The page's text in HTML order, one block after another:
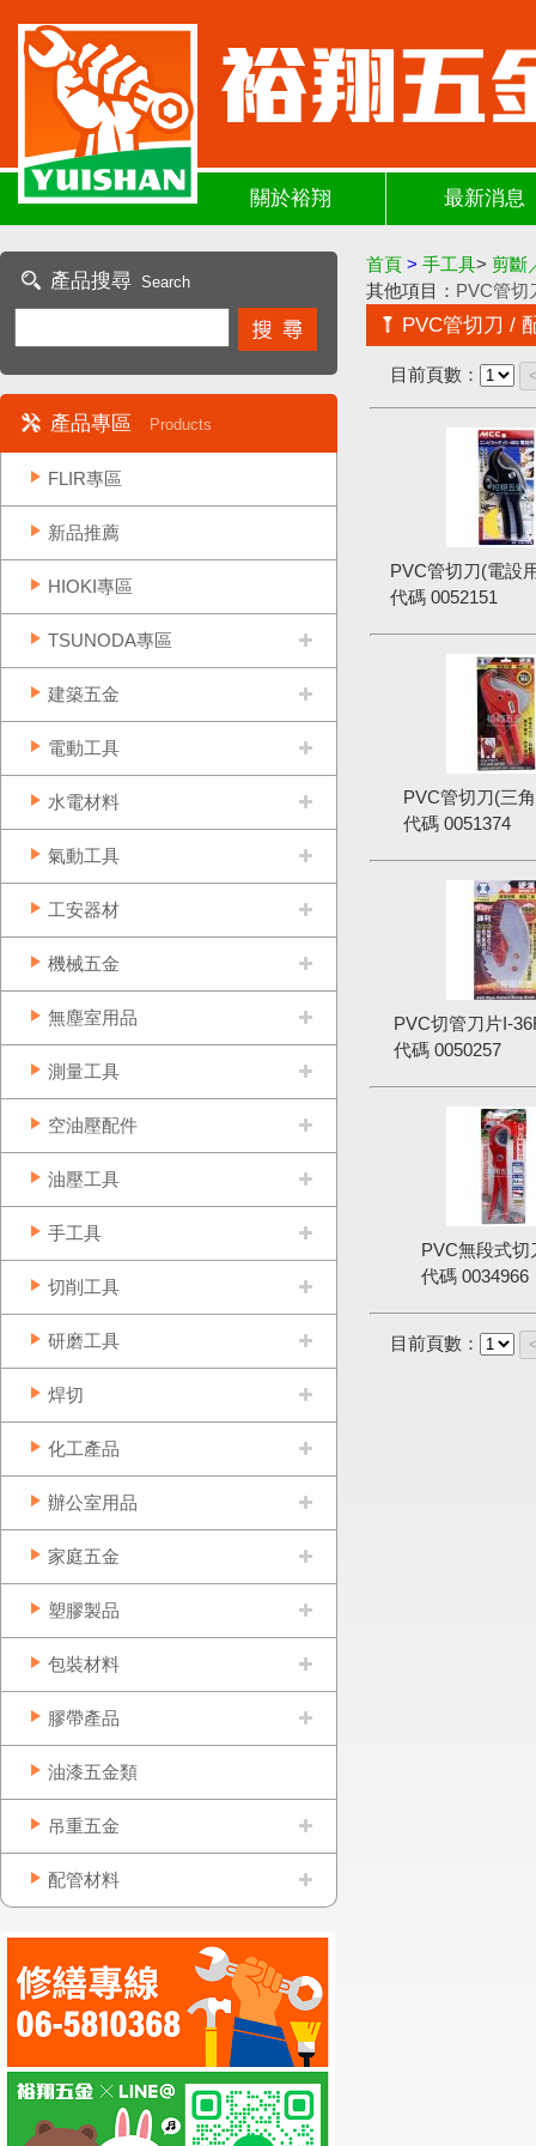
關於裕翔 最新消息
產品搜尋 Search
產品專區 Products
FLIR專區
新品推薦
HIOKI專區
TSUNODA專區
建築五金
電動工具
水電材料
氣動工具
工安器材
機械五金
無塵室用品
測量工具
空油壓配件
油壓工具
手工具
切削工具
研磨工具
焊切
化工產品
辦公室用品
家庭五金
塑膠製品
包裝材料
膠帶產品
油漆五金類
吊重五金
配管材料
首頁 > 手工具> 剪斷
其他項目： PVC管切
PVC管切刀 /
目前頁數：
PVC管切刀(電設
代碼 0052151
PVC管切刀(三
代碼 0051374
PVC切管刀片I-
代碼 0050257
PVC無段式切
代碼 0034966
目前頁數：